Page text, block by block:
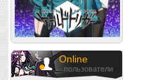
Online
пользователи